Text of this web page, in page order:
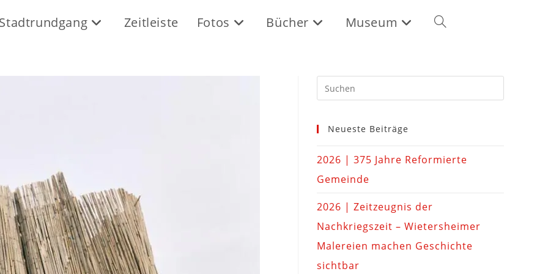
Zeitleiste Fotos Bücher Museum
Neueste Beiträge
2026 | 375 Jahre Reformierte
Gemeinde
2026 | Zeitzeugnis der
Nachkriegszeit – Wietersheimer
Malereien machen Geschichte
sichtbar